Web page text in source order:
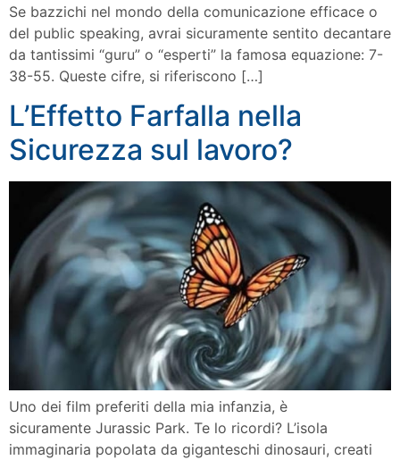
Se bazzichi nel mondo della comunicazione efficace o
del public speaking, avrai sicuramente sentito decantare
da tantissimi “guru” o “esperti” la famosa equazione: 7-
38-55. Queste cifre, si riferiscono […]
L’Effetto Farfalla nella
Sicurezza sul lavoro?
Uno dei film preferiti della mia infanzia, è
sicuramente Jurassic Park. Te lo ricordi? L’isola
immaginaria popolata da giganteschi dinosauri, creati